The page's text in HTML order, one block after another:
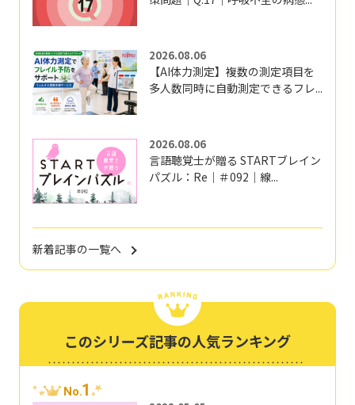
2026.08.06
【AI体力測定】複数の測定項目を
多人数同時に自動測定できるフレ...
2026.08.06
言語聴覚士が贈る STARTブレイン
パズル：Re｜＃092｜線...
新着記事の一覧へ
このシリーズ記事の人気ランキング
No.1